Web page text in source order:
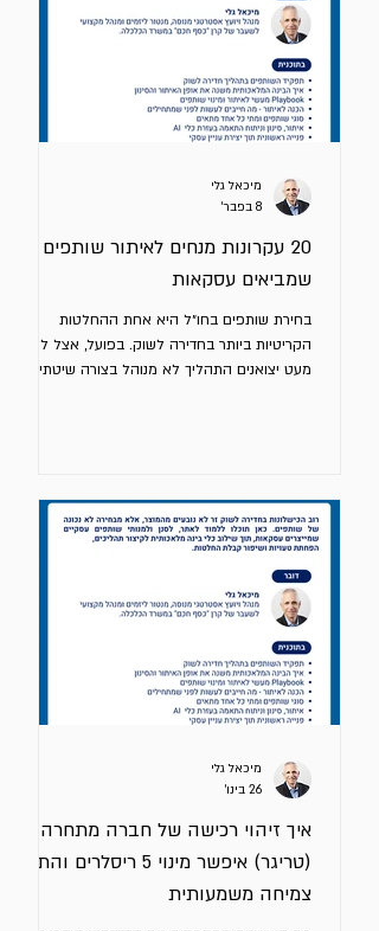
כוונה נתפסת כהתחייב
20 עקרונות מנחים לאיתור שותפים
שמביאים עסקאות
בחירת שותפים בחו״ל היא אחת ההחלטות
הקריטיות ביותר בחדירה לשוק. בפועל, אצל לא
מעט יצואנים התהליך לא מנוהל בצורה שיטתית
בוחרים שוק בתהליך יזום ורק אח"כ שותף. פנייה
השוק והערוצים לפני בחירת שותף השקיעו מאמץ
בלימוד שוק היעד ל
מיכאל גלי
8 בפבר׳
איך זיהוי רכישה של חברה מתחרה
(טריגר) איפשר מינוי 5 ריסלרים והתניע
צמיחה משמעותית
מיכאל גלי
26 בינו׳